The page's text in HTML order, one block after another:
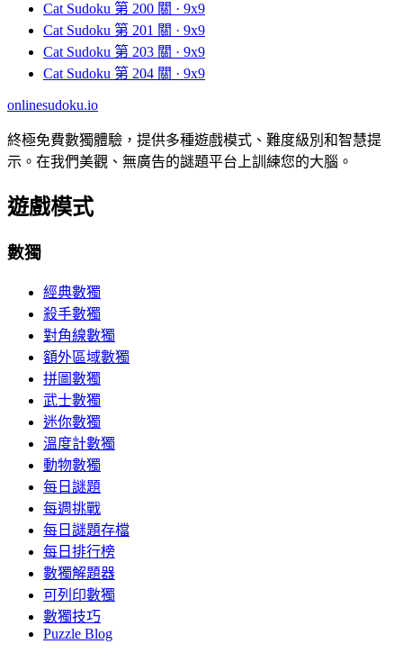
Cat Sudoku 第 200 關 · 9x9
Cat Sudoku 第 201 關 · 9x9
Cat Sudoku 第 203 關 · 9x9
Cat Sudoku 第 204 關 · 9x9
onlinesudoku.io
終極免費數獨體驗，提供多種遊戲模式、難度級別和智慧提
示。在我們美觀、無廣告的謎題平台上訓練您的大腦。
遊戲模式
數獨
經典數獨
殺手數獨
對角線數獨
額外區域數獨
拼圖數獨
武士數獨
迷你數獨
溫度計數獨
動物數獨
每日謎題
每週挑戰
每日謎題存檔
每日排行榜
數獨解題器
可列印數獨
數獨技巧
Puzzle Blog